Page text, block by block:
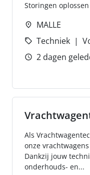
Storingen
MALLE
Techniek
2 dagen
Als
onze
Dankzij jouw
onderhouds- en...